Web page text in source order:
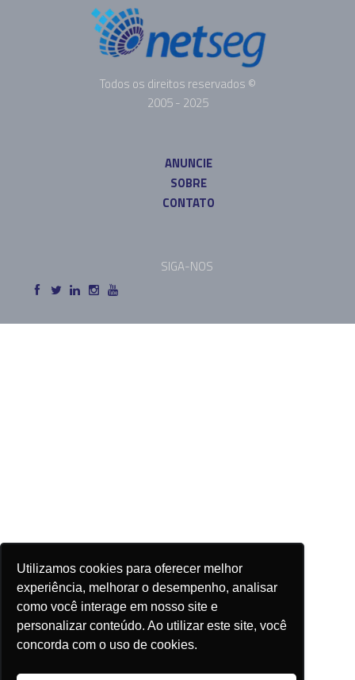
Utilizamos cookies para oferecer melhor
experiência, melhorar o desempenho, analisar
como você interage em nosso site e
personalizar conteúdo. Ao utilizar este site, você
concorda com o uso de cookies.
Todos os direitos reservados ©
2005 - 2025
ANUNCIE
SOBRE
CONTATO
SIGA-NOS